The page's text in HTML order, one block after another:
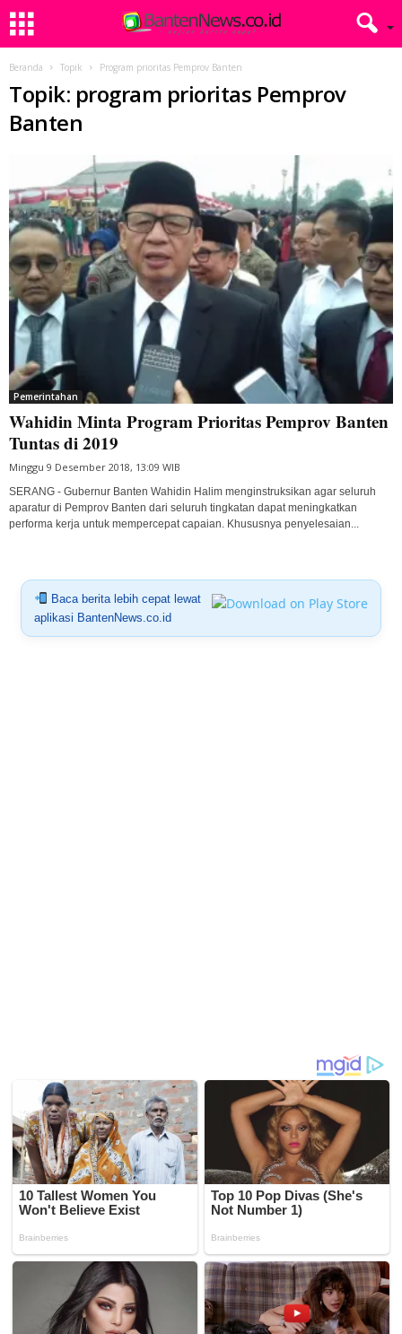
Beranda Topik Program prioritas Pemprov Banten
Topik: program prioritas Pemprov
Banten
Pemerintahan
Wahidin Minta Program Prioritas Pemprov Banten
Tuntas di 2019
Minggu 9 Desember 2018, 13:09 WIB
SERANG - Gubernur Banten Wahidin Halim menginstruksikan agar seluruh
aparatur di Pemprov Banten dari seluruh tingkatan dapat meningkatkan
performa kerja untuk mempercepat capaian. Khususnya penyelesaian...
Baca berita lebih cepat lewat
aplikasi BantenNews.co.id